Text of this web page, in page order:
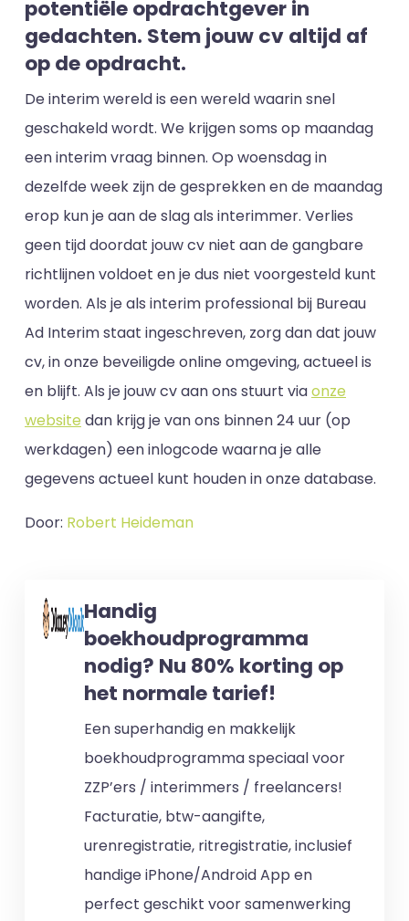
potentiële opdrachtgever in
gedachten. Stem jouw cv altijd af
op de opdracht.
De interim wereld is een wereld waarin snel
geschakeld wordt. We krijgen soms op maandag
een interim vraag binnen. Op woensdag in
dezelfde week zijn de gesprekken en de maandag
erop kun je aan de slag als interimmer. Verlies
geen tijd doordat jouw cv niet aan de gangbare
richtlijnen voldoet en je dus niet voorgesteld kunt
worden. Als je als interim professional bij Bureau
Ad Interim staat ingeschreven, zorg dan dat jouw
cv, in onze beveiligde online omgeving, actueel is
en blijft. Als je jouw cv aan ons stuurt viaonze
website dan krijg je van ons binnen 24 uur (op
werkdagen) een inlogcode waarna je alle
gegevens actueel kunt houden in onze database.
Door: Robert Heideman
Handig
boekhoudprogramma
nodig? Nu 80% korting op
het normale tarief!
Een superhandig en makkelijk
boekhoudprogramma speciaal voor
ZZP’ers / interimmers / freelancers!
Facturatie, btw-aangifte,
urenregistratie, ritregistratie, inclusief
handige iPhone/Android App en
perfect geschikt voor samenwerking